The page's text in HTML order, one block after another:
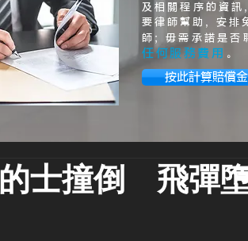
及相關程序的資
要律師幫助, 安排
師; 毋需承諾是否
任何服務費用 。
按此計算賠償
士撞倒 飛彈